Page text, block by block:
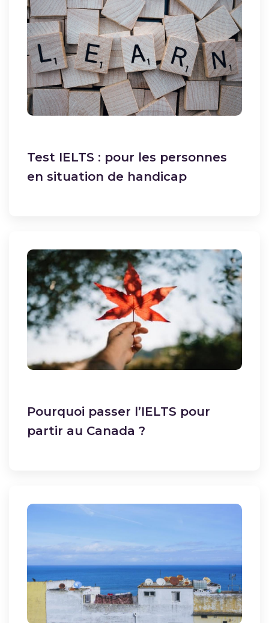
Test IELTS : pour les personnes
en situation de handicap
Pourquoi passer l’IELTS pour
partir au Canada ?